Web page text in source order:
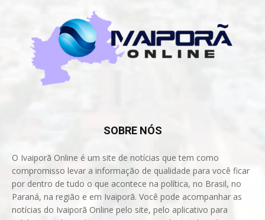
SOBRE NÓS
O Ivaiporã Online é um site de notícias que tem como
compromisso levar a informação de qualidade para você ficar
por dentro de tudo o que acontece na política, no Brasil, no
Paraná, na região e em Ivaiporã. Você pode acompanhar as
notícias do Ivaiporã Online pelo site, pelo aplicativo para